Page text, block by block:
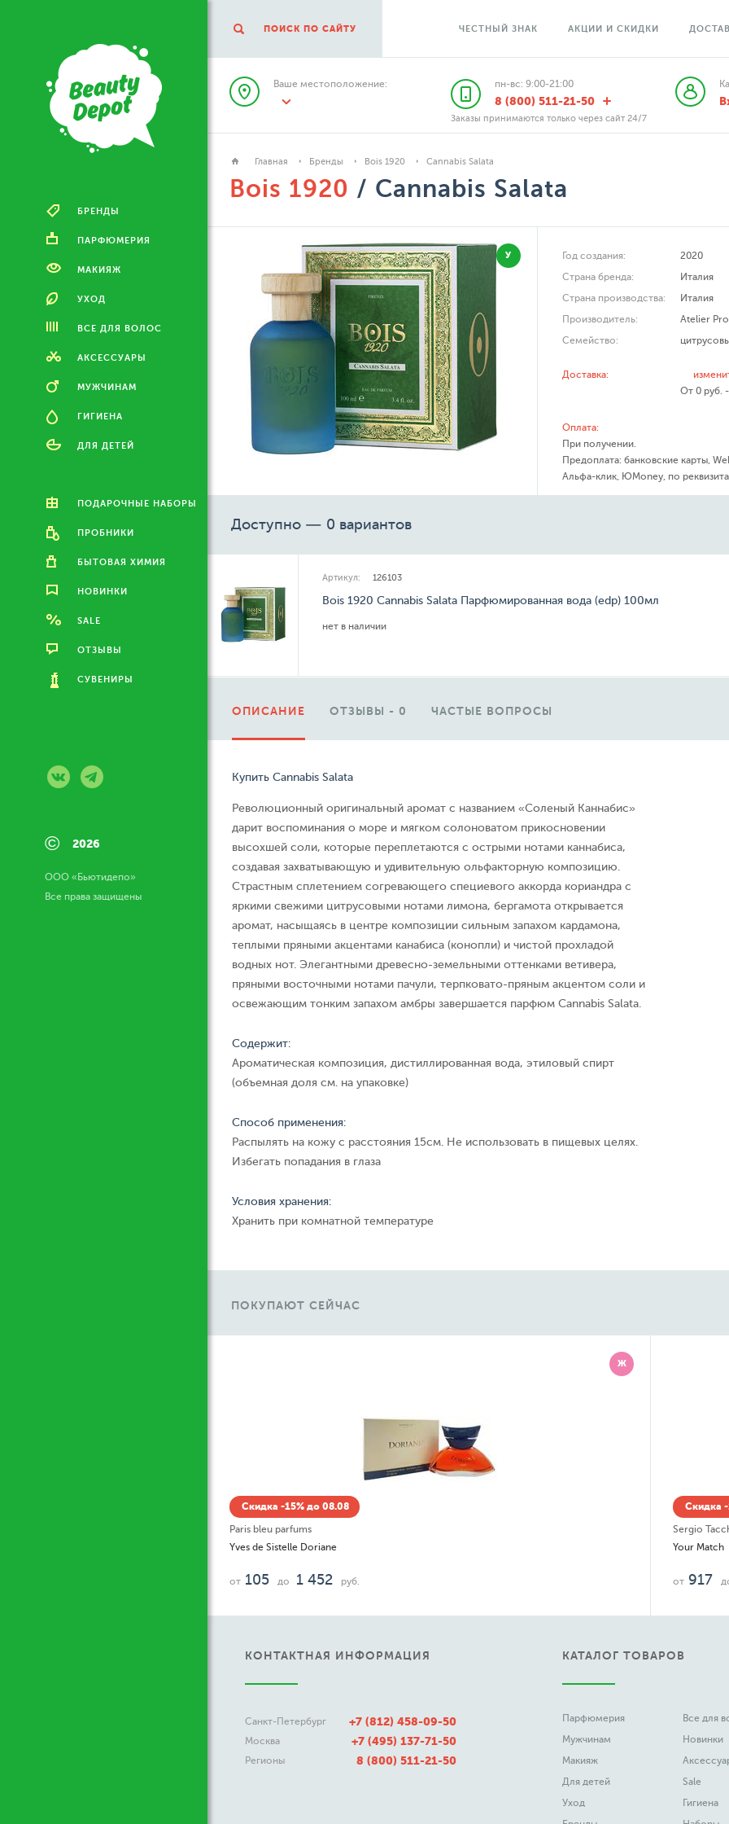
БРЕНДЫ
ПАРФЮМЕРИЯ
МАКИЯЖ
УХОД
ВСЕ ДЛЯ ВОЛОС
АКСЕССУАРЫ
МУЖЧИНАМ
ГИГИЕНА
ДЛЯ ДЕТЕЙ
ПОДАРОЧНЫЕ НАБОРЫ
ПРОБНИКИ
БЫТОВАЯ ХИМИЯ
НОВИНКИ
SALE
ОТЗЫВЫ
СУВЕНИРЫ
© 2026
ООО «Бьютидепо»
Все права защищены
ПОИСК ПО САЙТУ ЧЕСТНЫЙ ЗНАК АКЦИИ И СКИДКИ
Ваше местоположение: пн-вс: 9:00-21:00
8 (800) 511-21-50
Заказы принимаются только через сайт 24/7
Главная Бренды Bois 1920 Cannabis Salata
Bois 1920 / Cannabis Salata
У Год создания:
2020
Страна бренда:
Италия
Страна производства:
Италия
Производитель:
Atelier
Семейство:
Доставка:
От 0 руб.
Оплата:
При получении.
Предоплата: банковские карты,
Альфа-клик, ЮMoney, по
Доступно — 0 вариантов
Артикул: 126103
Bois 1920 Cannabis Salata Парфюмированная вода (edp) 100мл
нет в наличии
ОПИСАНИЕ ОТЗЫВЫ - 0 ЧАСТЫЕ ВОПРОСЫ
Купить Cannabis Salata
Революционный оригинальный аромат с названием «Соленый Каннабис»
дарит воспоминания о море и мягком солоноватом прикосновении
высохшей соли, которые переплетаются с острыми нотами каннабиса,
создавая захватывающую и удивительную ольфакторную композицию.
Страстным сплетением согревающего специевого аккорда кориандра с
яркими свежими цитрусовыми нотами лимона, бергамота открывается
аромат, насыщаясь в центре композиции сильным запахом кардамона,
теплыми пряными акцентами канабиса (конопли) и чистой прохладой
водных нот. Элегантными древесно-земельными оттенками ветивера,
пряными восточными нотами пачули, терпковато-пряным акцентом соли и
освежающим тонким запахом амбры завершается парфюм Cannabis Salata.
Содержит:
Ароматическая композиция, дистиллированная вода, этиловый спирт
(объемная доля см. на упаковке)
Способ применения:
Распылять на кожу с расстояния 15см. Не использовать в пищевых целях.
Избегать попадания в глаза
Условия хранения:
Хранить при комнатной температуре
ПОКУПАЮТ СЕЙЧАС
Ж
Скидка -15% до 08.08
Paris bleu parfums
Yves de Sistelle Doriane
от 105 до 1 452 руб.
Скидка
Sergio
Your Match
от 917
КОНТАКТНАЯ ИНФОРМАЦИЯ
Санкт-Петербург +7 (812) 458-09-50
Москва +7 (495) 137-71-50
Регионы 8 (800) 511-21-50
КАТАЛОГ ТОВАРОВ
Парфюмерия
Мужчинам
Макияж
Для детей
Уход
Все для
Новинки
Sale
Гигиена